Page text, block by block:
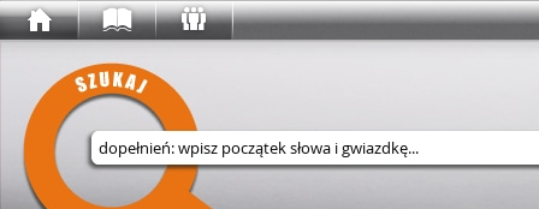
Wyszukaj w serwisie